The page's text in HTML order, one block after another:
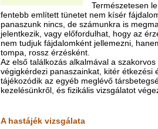
Természetesen
fentebb említett tünetet nem kísér
panaszunk nincs, de számunkra is
jelentkezik, vagy előfordulhat, hogy az
nem tudjuk fájdalomként jellemezni,
tompa, rossz érzésként.
Az első találkozás alkalmával a
végigkérdezi panaszainkat, kitér étkezési
tájékozódik az egyéb meglévő
kezelésünkről, és fizikális vizsgálatot
A hastájék vizsgálata